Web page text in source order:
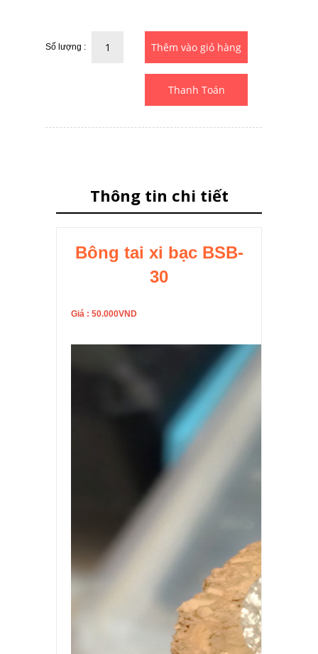
Số lượng :
Thanh Toán
Thông tin chi tiết
Bông tai xi bạc BSB-
30
Giá : 50.000VND